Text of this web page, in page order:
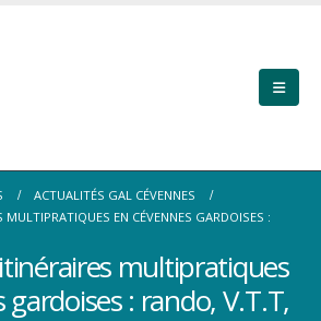
ACTUALITÉS GAL CÉVENNES
MULTIPRATIQUES EN CÉVENNES GARDOISES :
multipratiques
: rando, V.T.T,